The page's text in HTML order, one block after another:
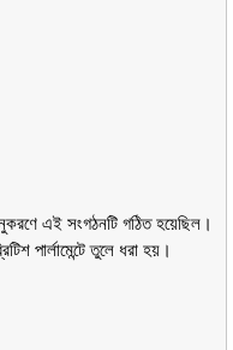
এই সংগঠনটি গঠিত হয়েছিল।
পার্লামেন্টে তুলে ধরা হয়।